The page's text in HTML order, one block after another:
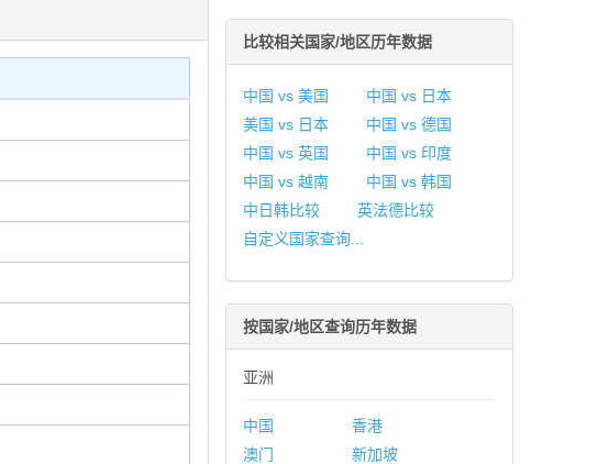
比较相关国家/地区历年数据
中国 vs 美国
中国 vs 日本
美国 vs 日本
中国 vs 德国
中国 vs 英国
中国 vs 印度
中国 vs 越南
中国 vs 韩国
中日韩比较
英法德比较
自定义国家查询...
按国家/地区查询历年数据
亚洲
中国
香港
澳门
新加坡